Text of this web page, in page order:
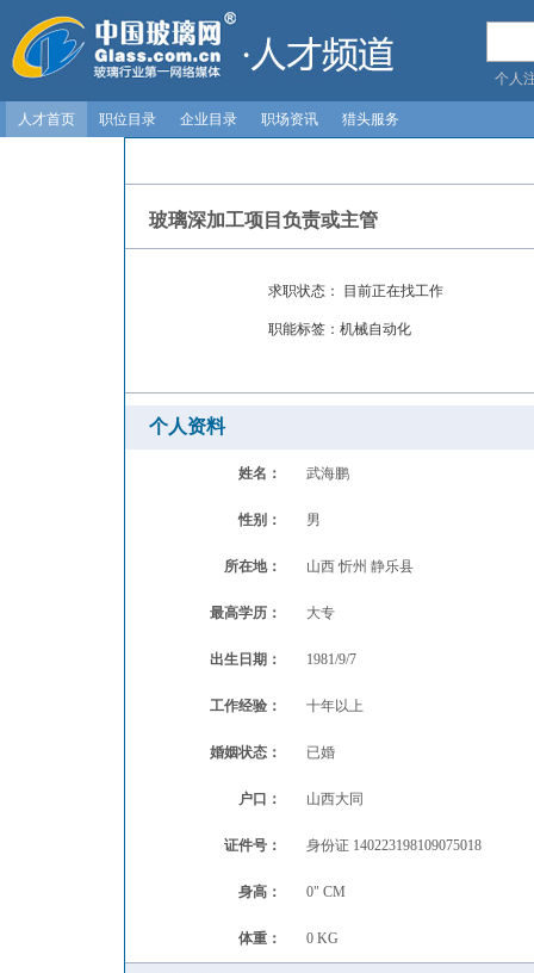
个人
人才首页 职位目录 企业目录 职场资讯 猎头服务
玻璃深加工项目负责或主管
求职状态： 目前正在找工作
职能标签： 机械自动化
个人资料
姓名： 武海鹏
性别： 男
所在地： 山西 忻州 静乐县
最高学历： 大专
出生日期： 1981/9/7
工作经验： 十年以上
婚姻状态： 已婚
户口： 山西大同
证件号： 身份证 140223198109075018
身高： 0" CM
体重： 0 KG